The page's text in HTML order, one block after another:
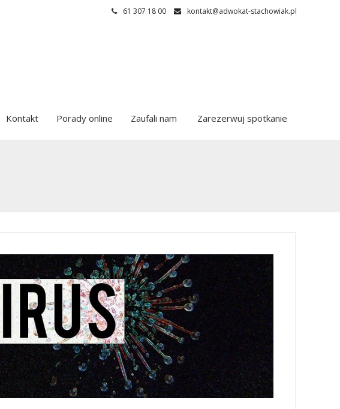
61 307 18 00 kontakt@adwokat-stachowiak.pl
Kontakt Porady online Zaufali nam Zarezerwuj spotkanie